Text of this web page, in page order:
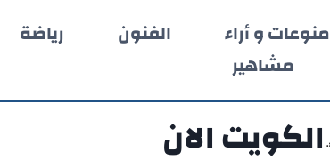
منوعات و أراء الفنون رياضة
مشاهير
الكويت الان